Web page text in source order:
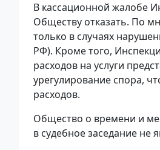
В кассационной жалобе
Обществу отказать. По
только в случаях
РФ). Кроме того,
расходов на услуги
урегулирование спора,
расходов.
Общество о времени и
в судебное заседание не